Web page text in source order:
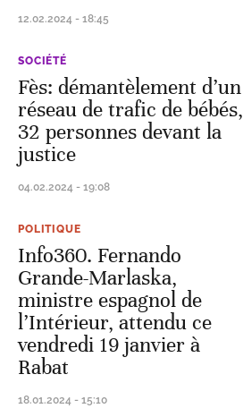
12.02.2024 - 18:45
SOCIÉTÉ
Fès: démantèlement d’un
réseau de trafic de bébés,
32 personnes devant la
justice
04.02.2024 - 19:08
POLITIQUE
Info360. Fernando
Grande-Marlaska,
ministre espagnol de
l’Intérieur, attendu ce
vendredi 19 janvier à
Rabat
18.01.2024 - 15:10